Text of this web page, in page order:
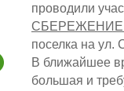
проводили
СБЕРЕЖЕНИЕ
поселка на ул.
В ближайшее
большая и